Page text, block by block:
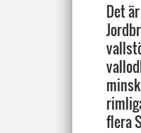
Det
flera